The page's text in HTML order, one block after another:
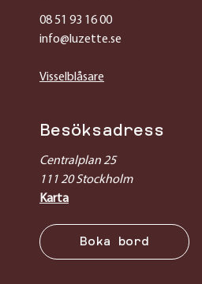
08 51 93 16 00
info@luzette.se
Visselblåsare
Besöksadress
Centralplan 25
111 20 Stockholm
Karta
Boka bord